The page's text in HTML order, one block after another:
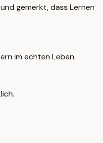
gemerkt, dass Lernen
im echten Leben.